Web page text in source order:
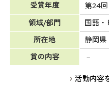
受賞年度
第24回
領域/部門
国語
所在地
静岡県
賞の内容
－
活動内容